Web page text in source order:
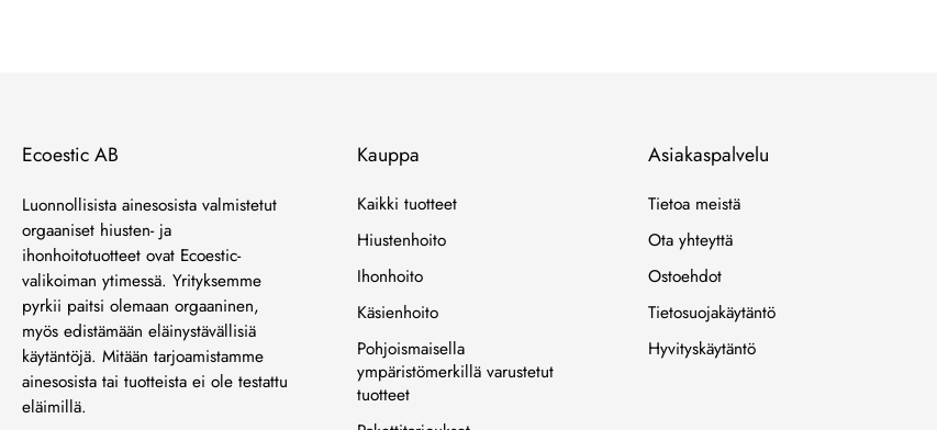
Ecoestic AB
Luonnollisista ainesosista valmistetut
orgaaniset hiusten- ja
ihonhoitotuotteet ovat Ecoestic-
valikoiman ytimessä. Yrityksemme
pyrkii paitsi olemaan orgaaninen,
myös edistämään eläinystävällisiä
käytäntöjä. Mitään tarjoamistamme
ainesosista tai tuotteista ei ole testattu
eläimillä.
Kauppa
Kaikki tuotteet
Hiustenhoito
Ihonhoito
Käsienhoito
Pohjoismaisella
ympäristömerkillä varustetut
tuotteet
Asiakaspalvelu
Tietoa meistä
Ota yhteyttä
Ostoehdot
Tietosuojakäytäntö
Hyvityskäytäntö